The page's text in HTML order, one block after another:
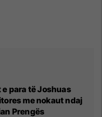
e para të Joshuas
me nokaut ndaj
Prengës